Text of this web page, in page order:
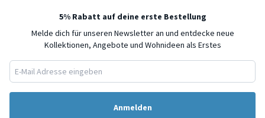
5% Rabatt auf deine erste Bestellung
Melde dich für unseren Newsletter an und entdecke neue
Kollektionen, Angebote und Wohnideen als Erstes
Anmelden